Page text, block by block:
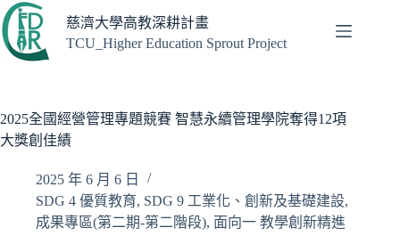
跳
至
主
容
慈濟大學高教深耕計畫
TCU_Higher Education Sprout Project
2025全國經營管理專題競賽 智慧永續管理學院奪得12項
大獎創佳績
2025 年 6 月 6 日
SDG 4 優質教育, SDG 9 工業化、創新及基礎建設,
成果專區(第二期-第二階段), 面向一 教學創新精進